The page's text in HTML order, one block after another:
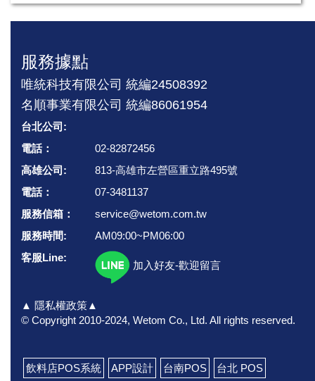
服務據點
唯統科技有限公司 統編24508392
名順事業有限公司 統編86061954
台北公司:
電話：
02-82872456
高雄公司:
813-高雄市左營區重立路495號
電話：
07-3481137
服務信箱：
service@wetom.com.tw
服務時間:
AM09:00~PM06:00
客服Line:
加入好友-歡迎留言
▲ 隱私權政策▲
© Copyright 2010-2024, Wetom Co., Ltd. All rights reserved.
飲料店POS系統 APP設計 台南POS 台北 POS